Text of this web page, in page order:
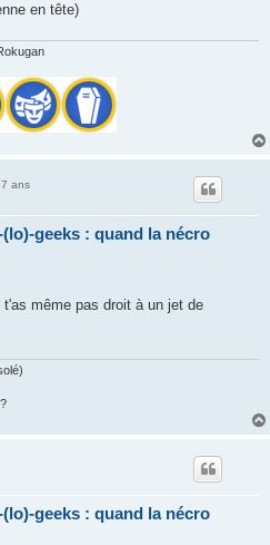
en tête)
ans
geeks : quand la nécro
même pas droit à un jet de
geeks : quand la nécro